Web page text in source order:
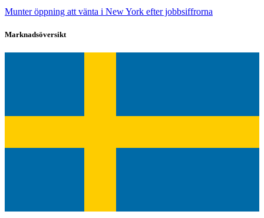
Munter öppning att vänta i New York efter jobbsiffrorna
Marknadsöversikt